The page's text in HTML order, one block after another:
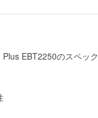
Plus EBT2250のスペック